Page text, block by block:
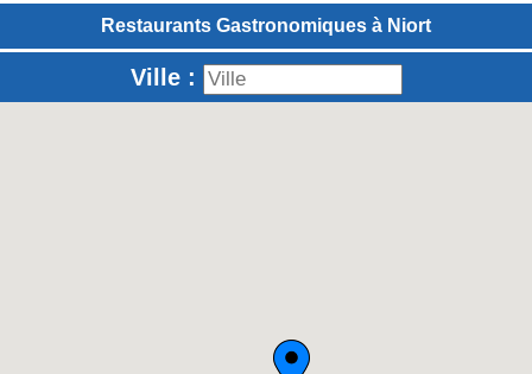
Restaurants Gastronomiques à Niort
Ville :